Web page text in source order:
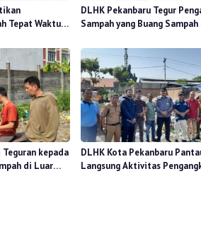
Tepat Waktu
DLHK Pekanbaru Tegur
Sampah yang Buang
kepada
di Luar
DLHK Kota Pekanbaru
Langsung Aktivitas